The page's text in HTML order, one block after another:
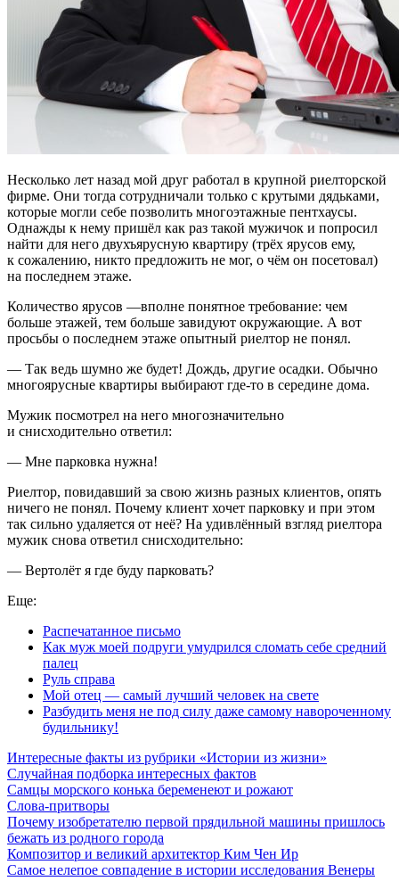
Несколько лет назад мой друг работал в крупной риелторской
фирме. Они тогда сотрудничали только с крутыми дядьками,
которые могли себе позволить многоэтажные пентхаусы.
Однажды к нему пришёл как раз такой мужичок и попросил
найти для него двухъярусную квартиру (трёх ярусов ему,
к сожалению, никто предложить не мог, о чём он посетовал)
на последнем этаже.
Количество ярусов —вполне понятное требование: чем
больше этажей, тем больше завидуют окружающие. А вот
просьбы о последнем этаже опытный риелтор не понял.
— Так ведь шумно же будет! Дождь, другие осадки. Обычно
многоярусные квартиры выбирают где-то в середине дома.
Мужик посмотрел на него многозначительно
и снисходительно ответил:
— Мне парковка нужна!
Риелтор, повидавший за свою жизнь разных клиентов, опять
ничего не понял. Почему клиент хочет парковку и при этом
так сильно удаляется от неё? На удивлённый взгляд риелтора
мужик снова ответил снисходительно:
— Вертолёт я где буду парковать?
Еще:
Распечатанное письмо
Как муж моей подруги умудрился сломать себе средний
палец
Руль справа
Мой отец — самый лучший человек на свете
Разбудить меня не под силу даже самому навороченному
будильнику!
Интересные факты из рубрики «Истории из жизни»
Случайная подборка интересных фактов
Самцы морского конька беременеют и рожают
Слова-притворы
Почему изобретателю первой прядильной машины пришлось
бежать из родного города
Композитор и великий архитектор Ким Чен Ир
Самое нелепое совпадение в истории исследования Венеры